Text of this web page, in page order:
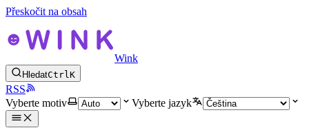
Přeskočit na obsah
Wink
HledatCtrlK
RSS
Vyberte motiv
Vyberte jazyk